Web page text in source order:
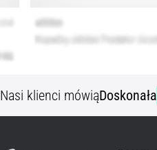
Nasi klienci mówiąDoskonała